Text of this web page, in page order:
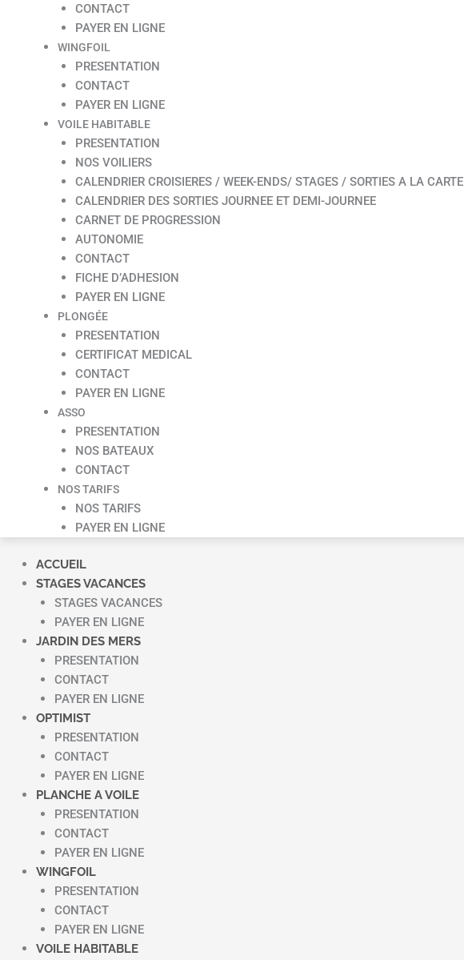
CONTACT
PAYER EN LIGNE
WINGFOIL
PRESENTATION
CONTACT
PAYER EN LIGNE
VOILE HABITABLE
PRESENTATION
NOS VOILIERS
CALENDRIER CROISIERES / WEEK-ENDS/ STAGES / SORTIES A LA CARTE
CALENDRIER DES SORTIES JOURNEE ET DEMI-JOURNEE
CARNET DE PROGRESSION
AUTONOMIE
CONTACT
FICHE D’ADHESION
PAYER EN LIGNE
PLONGÉE
PRESENTATION
CERTIFICAT MEDICAL
CONTACT
PAYER EN LIGNE
ASSO
PRESENTATION
NOS BATEAUX
CONTACT
NOS TARIFS
NOS TARIFS
PAYER EN LIGNE
ACCUEIL
STAGES VACANCES
STAGES VACANCES
PAYER EN LIGNE
JARDIN DES MERS
PRESENTATION
CONTACT
PAYER EN LIGNE
OPTIMIST
PRESENTATION
CONTACT
PAYER EN LIGNE
PLANCHE A VOILE
PRESENTATION
CONTACT
PAYER EN LIGNE
WINGFOIL
PRESENTATION
CONTACT
PAYER EN LIGNE
VOILE HABITABLE